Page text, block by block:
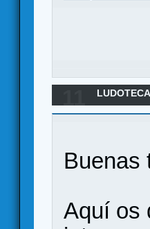
LUDOTECA
Buenas
Aquí os